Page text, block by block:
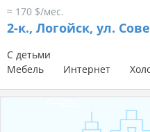
≈ 170 $/мес.
2-к., Логойск, ул.
С детьми
Мебель
Интернет